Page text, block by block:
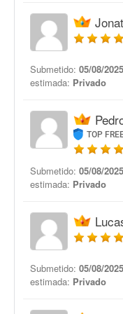
Submetido: 05/08/
estimada: Privado
TOP
Submetido: 05/08/
estimada: Privado
Submetido: 05/08/
estimada: Privado